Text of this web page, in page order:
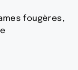
fougères,